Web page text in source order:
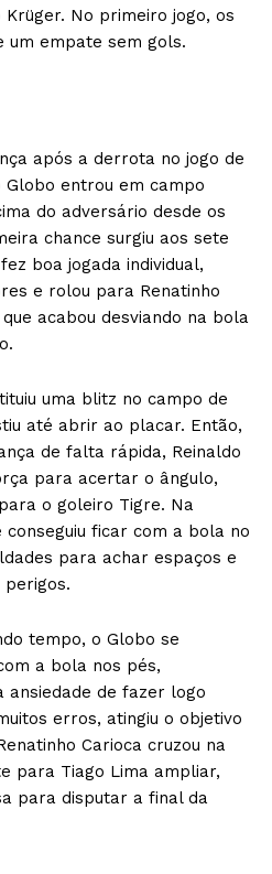
No primeiro jogo, os
um empate sem gols.
após a derrota no jogo de
Globo entrou em campo
do adversário desde os
chance surgiu aos sete
boa jogada individual,
e rolou para Renatinho
acabou desviando na bola
uma blitz no campo de
até abrir ao placar. Então,
de falta rápida, Reinaldo
para acertar o ângulo,
o goleiro Tigre. Na
conseguiu ficar com a bola no
para achar espaços e
perigos.
tempo, o Globo se
a bola nos pés,
de fazer logo
erros, atingiu o objetivo
Carioca cruzou na
para Tiago Lima ampliar,
para disputar a final da